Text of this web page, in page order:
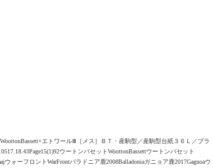
エトワールⅢ［メス］ＢＴ・産駒型／産駒型台紙３６Ｌ／ブラ
ウートンバセットWoottonBassettウートンバセット
ォーフロントWarFrontバラドニア鹿2008Balladoniaガニョア鹿2017Gagnoaウ